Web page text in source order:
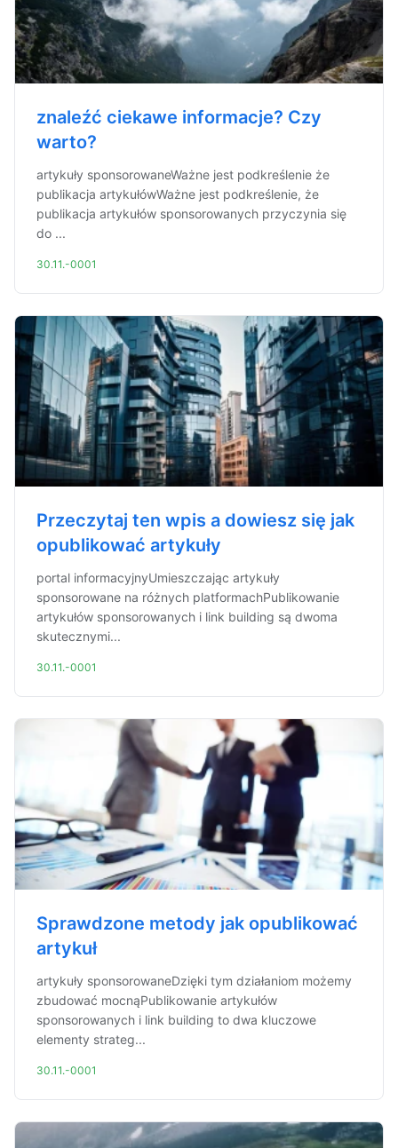
znaleźć ciekawe informacje? Czy
warto?
artykuły sponsorowaneWażne jest podkreślenie że
publikacja artykułówWażne jest podkreślenie, że
publikacja artykułów sponsorowanych przyczynia się
do ...
30.11.-0001
Przeczytaj ten wpis a dowiesz się jak
opublikować artykuły
portal informacyjnyUmieszczając artykuły
sponsorowane na różnych platformachPublikowanie
artykułów sponsorowanych i link building są dwoma
skutecznymi...
30.11.-0001
Sprawdzone metody jak opublikować
artykuł
artykuły sponsorowaneDzięki tym działaniom możemy
zbudować mocnąPublikowanie artykułów
sponsorowanych i link building to dwa kluczowe
elementy strateg...
30.11.-0001